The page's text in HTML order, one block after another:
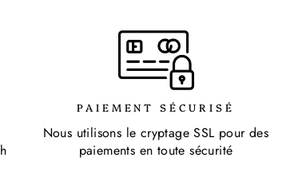
PAIEMENT SÉCURISÉ
Nous utilisons le cryptage SSL pour des
paiements en toute sécurité